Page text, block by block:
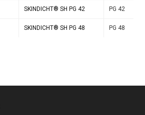
SKINDICHT® SH PG 42 PG 42
SKINDICHT® SH PG 48 PG 48